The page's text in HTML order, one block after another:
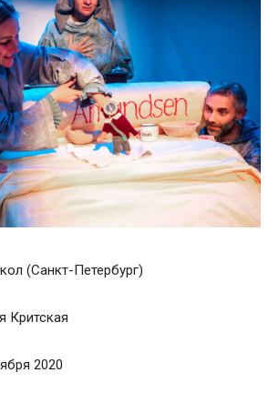
(Санкт-Петербург)
Критская
2020